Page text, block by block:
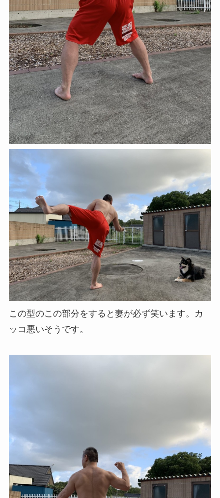
この型のこの部分をすると妻が必ず笑います。カ
ッコ悪いそうです。